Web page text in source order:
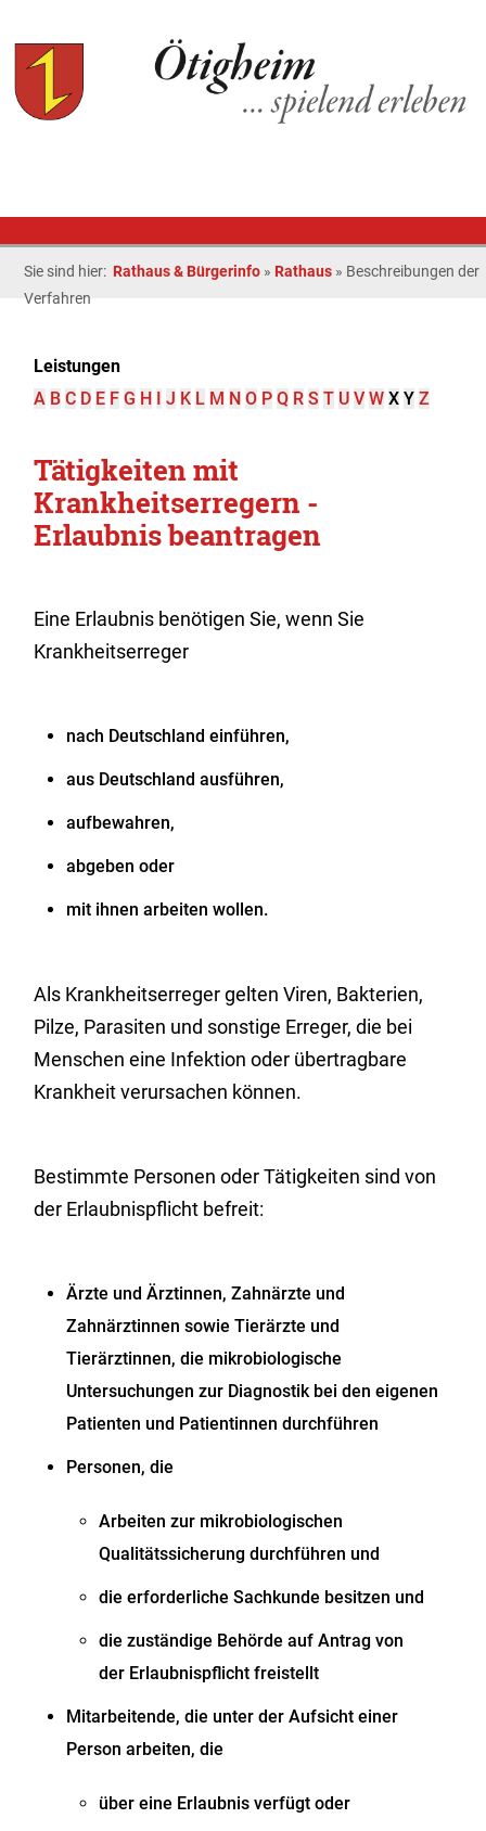
Sie sind hier: Rathaus & Bürgerinfo » Rathaus » Beschreibungen der
Verfahren
Leistungen
A B C D E F G H I J K L M N O P Q R S T U V W X Y Z
Tätigkeiten mit
Krankheitserregern -
Erlaubnis beantragen
Eine Erlaubnis benötigen Sie, wenn Sie
Krankheitserreger
nach Deutschland einführen,
aus Deutschland ausführen,
aufbewahren,
abgeben oder
mit ihnen arbeiten wollen.
Als Krankheitserreger gelten Viren, Bakterien,
Pilze, Parasiten und sonstige Erreger, die bei
Menschen eine Infektion oder übertragbare
Krankheit verursachen können.
Bestimmte Personen oder Tätigkeiten sind von
der Erlaubnispflicht befreit:
Ärzte und Ärztinnen, Zahnärzte und
Zahnärztinnen sowie Tierärzte und
Tierärztinnen, die mikrobiologische
Untersuchungen zur Diagnostik bei den eigenen
Patienten und Patientinnen durchführen
Personen, die
Arbeiten zur mikrobiologischen
Qualitätssicherung durchführen und
die erforderliche Sachkunde besitzen und
die zuständige Behörde auf Antrag von
der Erlaubnispflicht freistellt
Mitarbeitende, die unter der Aufsicht einer
Person arbeiten, die
über eine Erlaubnis verfügt oder